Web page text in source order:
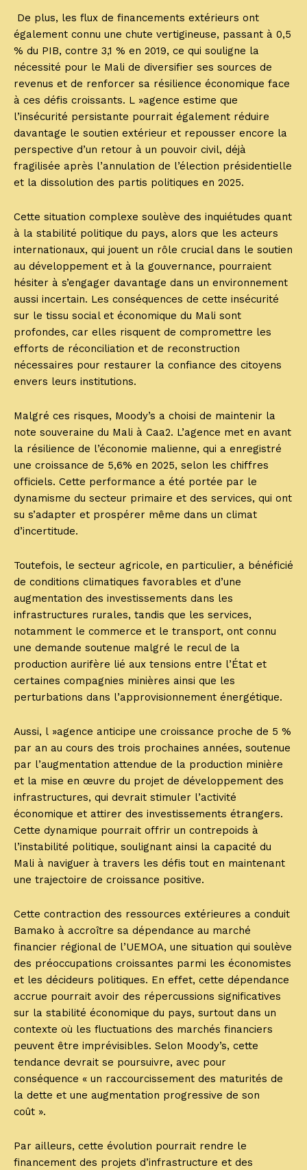
De plus, les flux de financements extérieurs ont
également connu une chute vertigineuse, passant à 0,5
% du PIB, contre 3,1 % en 2019, ce qui souligne la
nécessité pour le Mali de diversifier ses sources de
revenus et de renforcer sa résilience économique face
à ces défis croissants. L »agence estime que
l’insécurité persistante pourrait également réduire
davantage le soutien extérieur et repousser encore la
perspective d’un retour à un pouvoir civil, déjà
fragilisée après l’annulation de l’élection présidentielle
et la dissolution des partis politiques en 2025.
Cette situation complexe soulève des inquiétudes quant
à la stabilité politique du pays, alors que les acteurs
internationaux, qui jouent un rôle crucial dans le soutien
au développement et à la gouvernance, pourraient
hésiter à s’engager davantage dans un environnement
aussi incertain. Les conséquences de cette insécurité
sur le tissu social et économique du Mali sont
profondes, car elles risquent de compromettre les
efforts de réconciliation et de reconstruction
nécessaires pour restaurer la confiance des citoyens
envers leurs institutions.
Malgré ces risques, Moody’s a choisi de maintenir la
note souveraine du Mali à Caa2. L’agence met en avant
la résilience de l’économie malienne, qui a enregistré
une croissance de 5,6% en 2025, selon les chiffres
officiels. Cette performance a été portée par le
dynamisme du secteur primaire et des services, qui ont
su s’adapter et prospérer même dans un climat
d’incertitude.
Toutefois, le secteur agricole, en particulier, a bénéficié
de conditions climatiques favorables et d’une
augmentation des investissements dans les
infrastructures rurales, tandis que les services,
notamment le commerce et le transport, ont connu
une demande soutenue malgré le recul de la
production aurifère lié aux tensions entre l’État et
certaines compagnies minières ainsi que les
perturbations dans l’approvisionnement énergétique.
Aussi, l »agence anticipe une croissance proche de 5 %
par an au cours des trois prochaines années, soutenue
par l’augmentation attendue de la production minière
et la mise en œuvre du projet de développement des
infrastructures, qui devrait stimuler l’activité
économique et attirer des investissements étrangers.
Cette dynamique pourrait offrir un contrepoids à
l’instabilité politique, soulignant ainsi la capacité du
Mali à naviguer à travers les défis tout en maintenant
une trajectoire de croissance positive.
Cette contraction des ressources extérieures a conduit
Bamako à accroître sa dépendance au marché
financier régional de l’UEMOA, une situation qui soulève
des préoccupations croissantes parmi les économistes
et les décideurs politiques. En effet, cette dépendance
accrue pourrait avoir des répercussions significatives
sur la stabilité économique du pays, surtout dans un
contexte où les fluctuations des marchés financiers
peuvent être imprévisibles. Selon Moody’s, cette
tendance devrait se poursuivre, avec pour
conséquence « un raccourcissement des maturités de
la dette et une augmentation progressive de son
coût ».
Par ailleurs, cette évolution pourrait rendre le
financement des projets d’infrastructure et des